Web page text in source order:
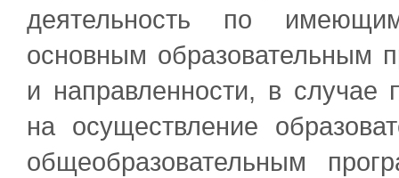
деятельность по
основным образовательным
и направленности, в случае
на осуществление
общеобразовательным